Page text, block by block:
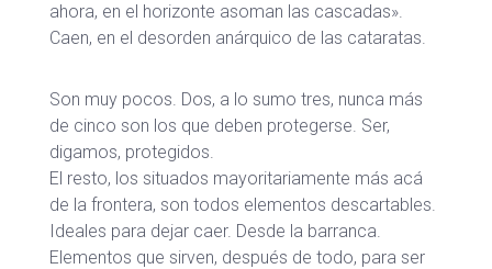
ahora, en el horizonte asoman las cascadas».
Caen, en el desorden anárquico de las cataratas.
Son muy pocos. Dos, a lo sumo tres, nunca más
de cinco son los que deben protegerse. Ser,
digamos, protegidos.
El resto, los situados mayoritariamente más acá
de la frontera, son todos elementos descartables.
Ideales para dejar caer. Desde la barranca.
Elementos que sirven, después de todo, para ser